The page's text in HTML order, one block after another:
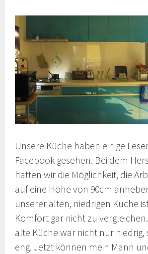
Unsere Küche haben einige
Facebook gesehen. Bei dem
hatten wir die Möglichkeit, die
auf eine Höhe von 90cm
unserer alten, niedrigen Küche
Komfort gar nicht zu vergleichen.
alte Küche war nicht nur
eng. Jetzt können mein Mann